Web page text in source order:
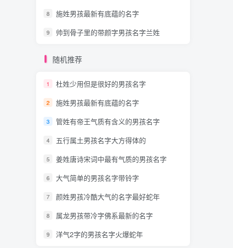
8 施姓男孩最新有底蕴的名字
9 帅到骨子里的带颜字男孩名字兰姓
随机推荐
1 杜姓少用但是很好的男孩名字
2 施姓男孩最新有底蕴的名字
3 管姓有帝王气质有含义的男孩名字
4 五行属土男孩名字大方得体的
5 姜姓唐诗宋词中最有气质的男孩名字
6 大气简单的男孩名字带铃字
7 颜姓男孩冷酷大气的名字最好蛇年
8 属龙男孩带冷字佛系最新的名字
9 洋气2字的男孩名字火爆蛇年